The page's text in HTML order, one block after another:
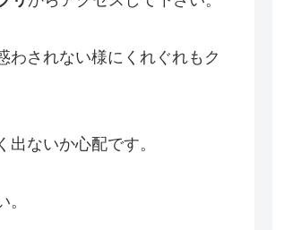
わされない様にくれぐれもク
ないか心配です。